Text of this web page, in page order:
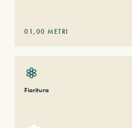
01,00 METRI
Fioritura